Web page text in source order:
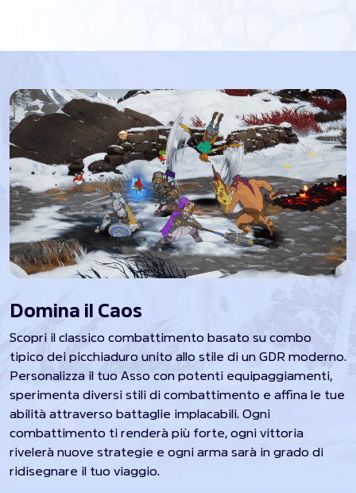
Domina il Caos
Scopri il classico combattimento basato su combo
tipico dei picchiaduro unito allo stile di un GDR moderno.
Personalizza il tuo Asso con potenti equipaggiamenti,
sperimenta diversi stili di combattimento e affina le tue
abilità attraverso battaglie implacabili. Ogni
combattimento ti renderà più forte, ogni vittoria
rivelerà nuove strategie e ogni arma sarà in grado di
ridisegnare il tuo viaggio.